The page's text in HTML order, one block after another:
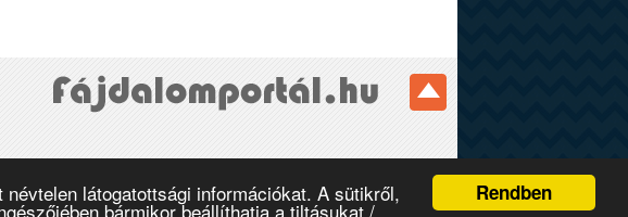
Rendben
látogatottsági információkat. A sütikről,
bármikor beállíthatja a tiltásukat /